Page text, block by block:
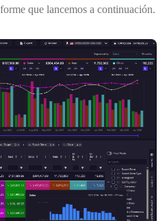
que lancemos a continuación.